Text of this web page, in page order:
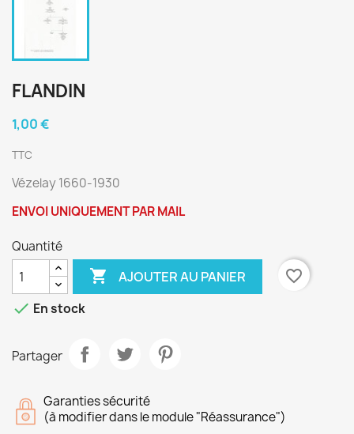
FLANDIN
1,00 €
TTC
Vézelay 1660-1930
ENVOI UNIQUEMENT PAR MAIL
Quantité
 AJOUTER AU PANIER
favorite_border
 En stock
Partager
Garanties sécurité
(à modifier dans le module "Réassurance")